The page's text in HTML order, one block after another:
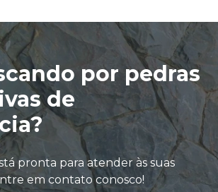
por pedras
de
pronta para atender às suas
em contato conosco!